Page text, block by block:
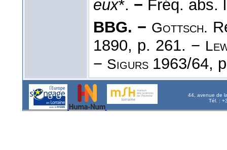
eux*. − Fréq. abs.
BBG. − Gottsch.
1890, p. 261. −
− Sigurs 1963/64,
44, avenue de
Tél. :